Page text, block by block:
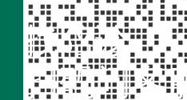
找陪诊
扫码问客